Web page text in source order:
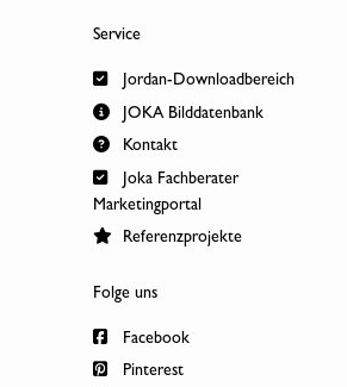
Service
Jordan-Downloadbereich
JOKA Bilddatenbank
Kontakt
Joka Fachberater
Marketingportal
Referenzprojekte
Folge uns
Facebook
Pinterest